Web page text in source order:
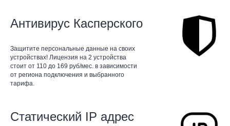
Антивирус Касперского
Защитите персональные данные на своих
устройствах! Лицензия на 2 устройства
стоит от 110 до 169 руб/мес. в зависимости
от региона подключения и выбранного
тарифа.
Статический IP адрес